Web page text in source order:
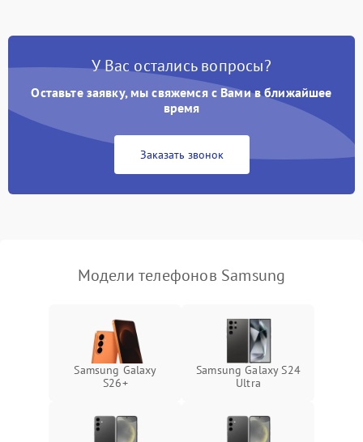
У Вас остались вопросы?
Оставьте заявку, мы свяжемся с Вами в ближайшее
время
Заказать звонок
Модели телефонов Samsung
Samsung Galaxy
S26+
Samsung Galaxy S24
Ultra